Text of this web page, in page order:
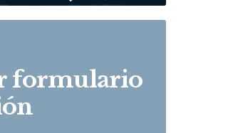
formulario